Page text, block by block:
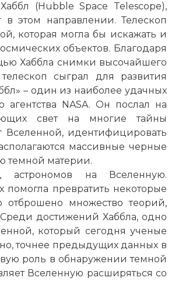
(Hubble Space Telescope),
этом направлении. Телескоп
которая могла бы искажать и
объектов. Благодаря
Хаббла снимки высочайшего
сыграл для развития
– один из наиболее удачных
NASA. Он послал на
свет на многие тайны
Вселенной, идентифицировать
массивные черные
темной материи.
астрономов на Вселенную.
превратить некоторые
отброшено множество теорий,
достижений Хаббла, одно
который сегодня ученые
точнее предыдущих данных в
роль в обнаружении темной
Вселенную расширяться со